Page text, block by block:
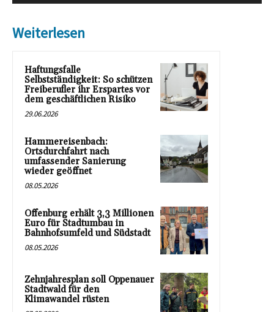
Weiterlesen
Haftungsfalle
Selbstständigkeit: So schützen
Freiberufler ihr Erspartes vor
dem geschäftlichen Risiko
29.06.2026
Hammereisenbach:
Ortsdurchfahrt nach
umfassender Sanierung
wieder geöffnet
08.05.2026
Offenburg erhält 3,3 Millionen
Euro für Stadtumbau in
Bahnhofsumfeld und Südstadt
08.05.2026
Zehnjahresplan soll Oppenauer
Stadtwald für den
Klimawandel rüsten